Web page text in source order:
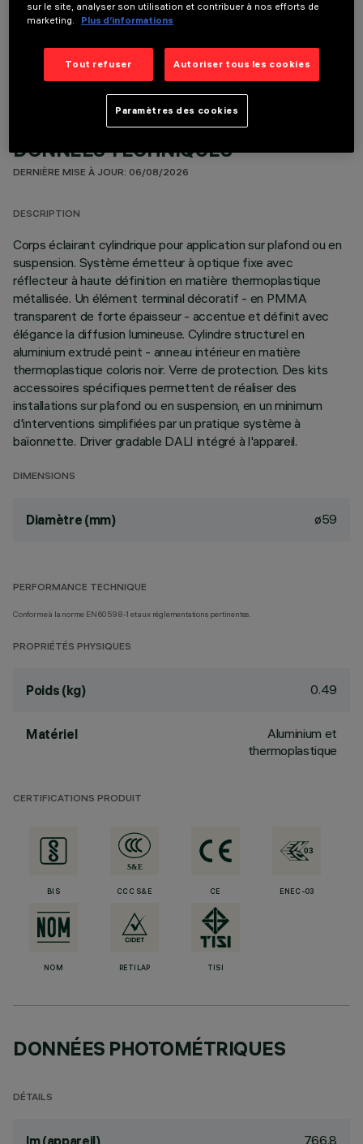
COMPOSANTS OPTIONNELS
DONNÉES TECHNIQUES
DERNIÈRE MISE À JOUR: 06/08/2026
DESCRIPTION
Corps éclairant cylindrique pour application sur plafond ou en
suspension. Système émetteur à optique fixe avec
réflecteur à haute définition en matière thermoplastique
métallisée. Un élément terminal décoratif - en PMMA
transparent de forte épaisseur - accentue et définit avec
élégance la diffusion lumineuse. Cylindre structurel en
aluminium extrudé peint - anneau intérieur en matière
thermoplastique coloris noir. Verre de protection. Des kits
accessoires spécifiques permettent de réaliser des
installations sur plafond ou en suspension, en un minimum
d'interventions simplifiées par un pratique système à
baïonnette. Driver gradable DALI intégré à l'appareil.
DIMENSIONS
Diamètre (mm) ø59
PERFORMANCE TECHNIQUE
Conforme à la norme EN60598-1 et aux réglementations pertinentes.
PROPRIÉTÉS PHYSIQUES
Poids (kg) 0.49
Matériel
Aluminium et
thermoplastique
CERTIFICATIONS PRODUIT
BIS CCC S&E CE ENEC-03
NOM RETILAP TISI
DONNÉES PHOTOMÉTRIQUES
DÉTAILS
lm (appareil) 766.8
sur le site, analyser son utilisation et contribuer à nos efforts de
marketing.
Plus d’informations
Tout refuser Autoriser tous les cookies
Paramètres des cookies